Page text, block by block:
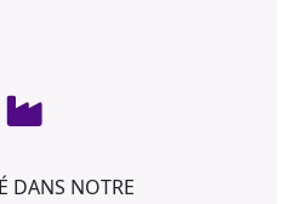
DANS NOTRE